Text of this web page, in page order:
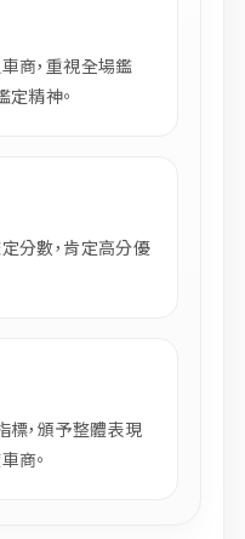
商，重視全場鑑
精神。
分數，肯定高分優
標，頒予整體表現
商。